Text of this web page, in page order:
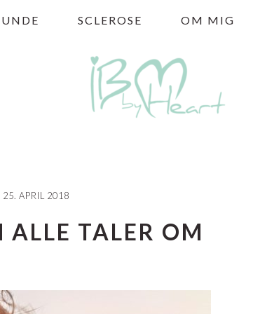
SCLEROSE OM MIG
25. APRIL 2018
ALLE TALER OM